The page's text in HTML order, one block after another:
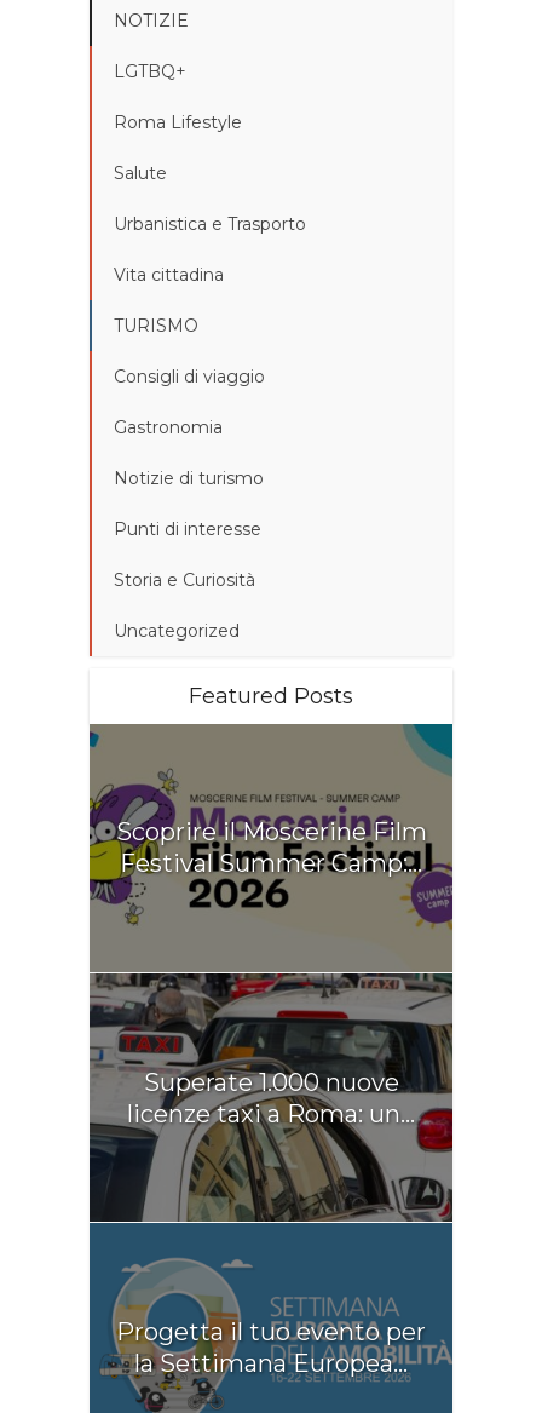
NOTIZIE
LGTBQ+
Roma Lifestyle
Salute
Urbanistica e Trasporto
Vita cittadina
TURISMO
Consigli di viaggio
Gastronomia
Notizie di turismo
Punti di interesse
Storia e Curiosità
Uncategorized
Featured Posts
Scoprire il Moscerine Film
Festival Summer Camp:...
Superate 1.000 nuove
licenze taxi a Roma: un...
Progetta il tuo evento per
la Settimana Europea...